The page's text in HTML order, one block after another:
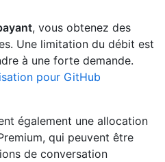
, vous obtenez des
Une limitation du débit est
à une forte demande.
pour GitHub
également une allocation
qui peuvent être
de conversation